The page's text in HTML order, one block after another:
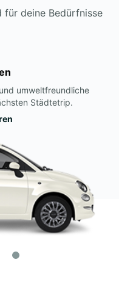
für deine Bedürfnisse
umweltfreundliche
Städtetrip.